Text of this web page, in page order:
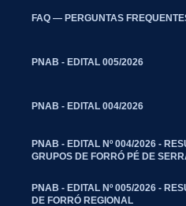
FAQ — PERGUNTAS
PNAB - EDITAL 005/2026
PNAB - EDITAL 004/2026
PNAB - EDITAL Nº 004/2026 -
GRUPOS DE FORRÓ PÉ DE
PNAB - EDITAL Nº 005/2026 -
DE FORRÓ REGIONAL